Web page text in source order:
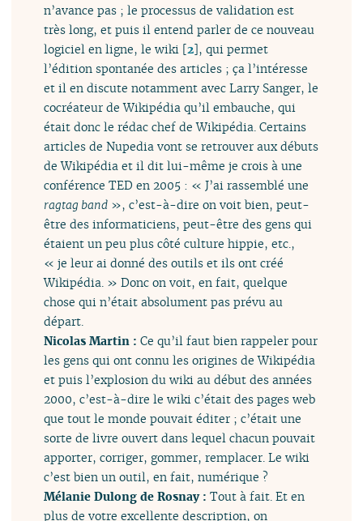
n’avance pas ; le processus de validation est
très long, et puis il entend parler de ce nouveau
logiciel en ligne, le wiki [2], qui permet
l’édition spontanée des articles ; ça l’intéresse
et il en discute notamment avec Larry Sanger, le
cocréateur de Wikipédia qu’il embauche, qui
était donc le rédac chef de Wikipédia. Certains
articles de Nupedia vont se retrouver aux débuts
de Wikipédia et il dit lui-même je crois à une
conférence TED en 2005 : « J’ai rassemblé une
ragtag band », c’est-à-dire on voit bien, peut-
être des informaticiens, peut-être des gens qui
étaient un peu plus côté culture hippie, etc.,
« je leur ai donné des outils et ils ont créé
Wikipédia. » Donc on voit, en fait, quelque
chose qui n’était absolument pas prévu au
départ.
Nicolas Martin :Ce qu’il faut bien rappeler pour
les gens qui ont connu les origines de Wikipédia
et puis l’explosion du wiki au début des années
2000, c’est-à-dire le wiki c’était des pages web
que tout le monde pouvait éditer ; c’était une
sorte de livre ouvert dans lequel chacun pouvait
apporter, corriger, gommer, remplacer. Le wiki
c’est bien un outil, en fait, numérique ?
Mélanie Dulong de Rosnay :Tout à fait. Et en
plus de votre excellente description, on